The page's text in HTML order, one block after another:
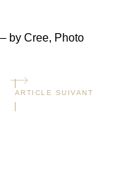
by Cree, Photo
ARTICLE SUIVANT